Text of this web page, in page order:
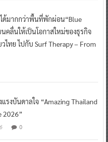
ได้มากกว่าพื้นที่พักผ่อน“Blue
นคลื่นให้เป็นโอกาสใหม่ของธุรกิจ
ไทย ไปกับ Surf Therapy – From
รงบันดาลใจ “Amazing Thailand
2026”
0